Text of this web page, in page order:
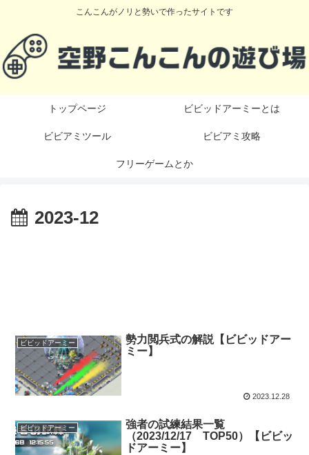
こんこんがノリと勢いで作ったサイトです
トップページ ビビッドアーミーとは
ビビアミツール ビビアミ攻略
フリーゲームとか
2023-12
ビビッドアーミー
勢力閲兵式の解説【ビビッドアー
ミー】
2023.12.28
ビビッドアーミー
強者の試練結果一覧
（2023/12/17 TOP50）【ビビッ
ドアーミー】